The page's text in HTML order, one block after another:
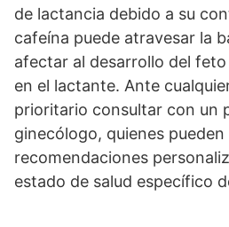
de lactancia debido a su
cafeína puede atravesar la
afectar al desarrollo del
en el lactante. Ante
prioritario consultar con un
ginecólogo, quienes
recomendaciones
estado de salud específico